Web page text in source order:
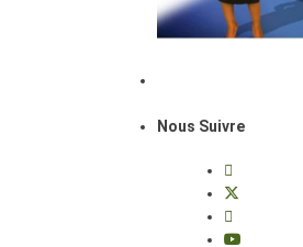
Nous Suivre